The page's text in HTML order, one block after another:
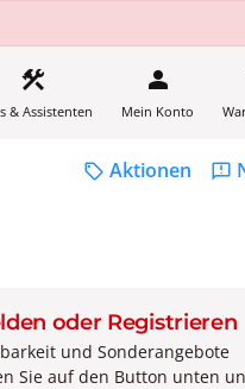
construction
& Assistenten
person
Mein Konto
sell Aktionen feedback
oder Registrieren
und Sonderangebote
Sie auf den Button unten